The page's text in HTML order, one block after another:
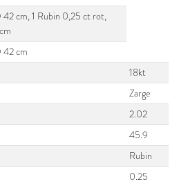
cm, 1 Rubin 0,25 ct rot,
42 cm
18kt
Zarge
2.02
45.9
Rubin
0.25